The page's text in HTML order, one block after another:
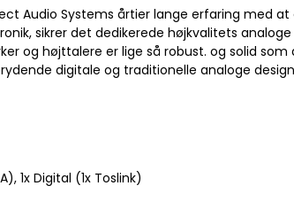
Audio Systems årtier lange erfaring med
sikrer det dedikerede højkvalitets
og højttalere er lige så robust. og solid
digitale og traditionelle analoge
1x Digital (1x Toslink)